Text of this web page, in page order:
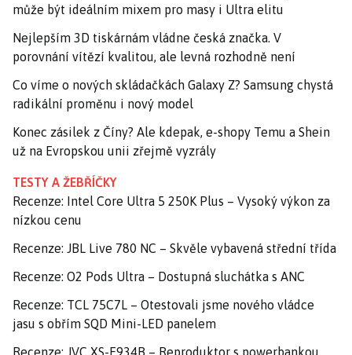
může být ideálním mixem pro masy i Ultra elitu
Nejlepším 3D tiskárnám vládne česká značka. V
porovnání vítězí kvalitou, ale levná rozhodně není
Co víme o nových skládačkách Galaxy Z? Samsung chystá
radikální proměnu i nový model
Konec zásilek z Číny? Ale kdepak, e-shopy Temu a Shein
už na Evropskou unii zřejmě vyzrály
TESTY A ŽEBŘÍČKY
Recenze: Intel Core Ultra 5 250K Plus – Vysoký výkon za
nízkou cenu
Recenze: JBL Live 780 NC – Skvěle vybavená střední třída
Recenze: O2 Pods Ultra – Dostupná sluchátka s ANC
Recenze: TCL 75C7L – Otestovali jsme nového vládce
jasu s obřím SQD Mini-LED panelem
Recenze: JVC XS-E934B – Reproduktor s powerbankou